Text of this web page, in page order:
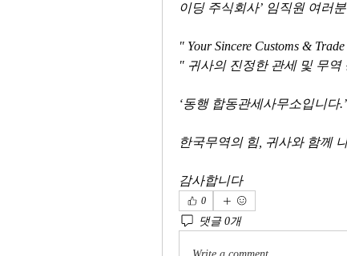
이딩 주식회사’ 임직원 여러
" Your Sincere Customs &
" 귀사의 진정한 관세 및 무
‘동행 합동관세사무소입니
한국무역의 힘, 귀사와 함께
감사합니다
0
댓글 0개